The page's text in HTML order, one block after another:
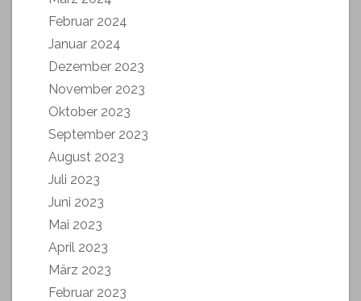
Februar 2024
Januar 2024
Dezember 2023
November 2023
Oktober 2023
September 2023
August 2023
Juli 2023
Juni 2023
Mai 2023
April 2023
März 2023
Februar 2023